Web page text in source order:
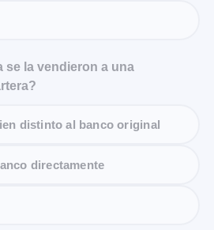
se la vendieron a una
distinto al banco original
directamente